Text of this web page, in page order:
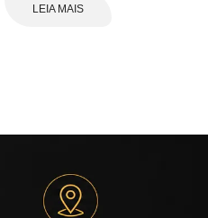
LEIA MAIS